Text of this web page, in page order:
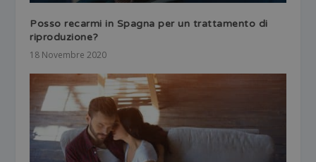
Posso recarmi in Spagna per un trattamento di
riproduzione?
18 Novembre 2020